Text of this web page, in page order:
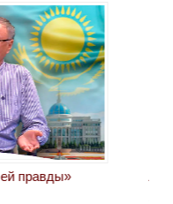
правды»